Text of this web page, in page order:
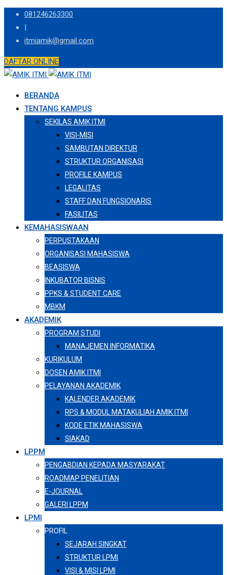
Skip
content
081246263300
|
itmiamik@gmail.com
DAFTAR ONLINE
BERANDA
TENTANG KAMPUS
SEKILAS AMIK ITMI
VISI-MISI
SAMBUTAN DIREKTUR
STRUKTUR ORGANISASI
PROFILE KAMPUS
LEGALITAS
STAFF DAN FUNGSIONARIS
FASILITAS
KEMAHASISWAAN
PERPUSTAKAAN
ORGANISASI MAHASISWA
BEASISWA
INKUBATOR BISNIS
PPKS & STUDENT CARE
MBKM
AKADEMIK
PROGRAM STUDI
MANAJEMEN INFORMATIKA
KURIKULUM
DOSEN AMIK ITMI
PELAYANAN AKADEMIK
KALENDER AKADEMIK
RPS & MODUL MATAKULIAH AMIK ITMI
KODE ETIK MAHASISWA
SIAKAD
LPPM
PENGABDIAN KEPADA MASYARAKAT
ROADMAP PENELITIAN
E-JOURNAL
GALERI LPPM
LPMI
PROFIL
SEJARAH SINGKAT
STRUKTUR LPMI
VISI & MISI LPMI